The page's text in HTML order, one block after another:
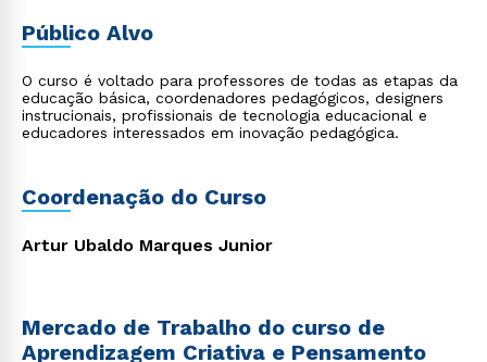
Público Alvo
O curso é voltado para professores de todas as etapas da
educação básica, coordenadores pedagógicos, designers
instrucionais, profissionais de tecnologia educacional e
educadores interessados em inovação pedagógica.
Coordenação do Curso
Artur Ubaldo Marques Junior
Mercado de Trabalho do curso de
Aprendizagem Criativa e Pensamento